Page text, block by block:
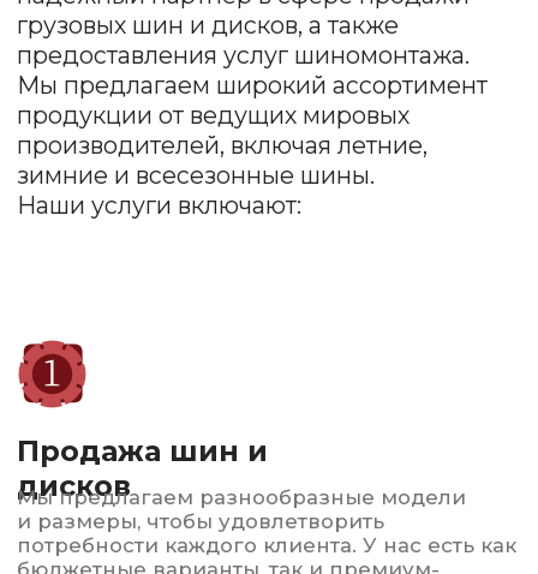
Продажа шин и
дисков
Мы предлагаем разнообразные модели
и размеры, чтобы удовлетворить
потребности каждого клиента. У нас есть как
бюджетные варианты, так и премиум-
продукция.
Наша команда профессионалов обеспечит
качественный монтаж и демонтаж шин,
балансировку колес и проверку состояния
дисков.
Заправка
автокондиционеров